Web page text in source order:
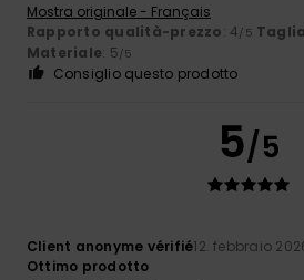
Mostra originale - Français
Rapporto qualità-prezzo: 4/5 Taglia
Materiale: 5/5
Consiglio questo prodotto
5/5
Client anonyme vérifié12. febbraio
Ottimo prodotto